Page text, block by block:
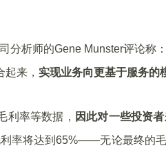
分析师的Gene Munster评论称
来， 实现业务向更基于服务的
利率等数据， 因此对一些投资
利率将达到65%——无论最终的